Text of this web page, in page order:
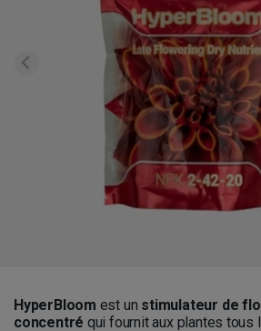
HyperBloom est un stimulateur de
concentré qui fournit aux plantes tous